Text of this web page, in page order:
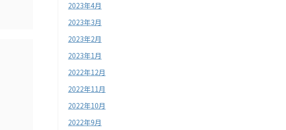
2023年4月
2023年3月
2023年2月
2023年1月
2022年12月
2022年11月
2022年10月
2022年9月